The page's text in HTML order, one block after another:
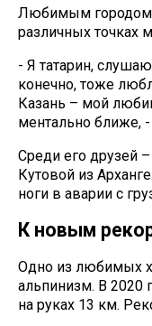
Любимым городом
различных точках
- Я татарин,
конечно, тоже
Казань – мой
ментально ближе, -
Среди его друзей
Кутовой из
ноги в аварии с
К новым
Одно из любимых
альпинизм. В 2020
на руках 13 км.